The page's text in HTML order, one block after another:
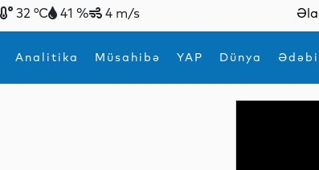
32 °C 41 % 4 m/s
Analitika Müsahibə YAP Dünya